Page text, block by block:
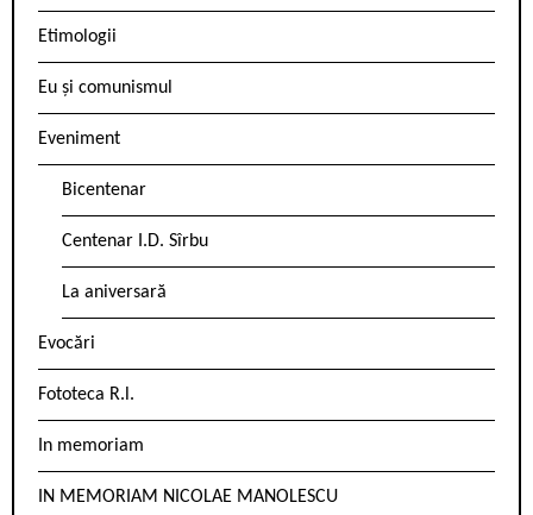
Etimologii
Eu și comunismul
Eveniment
Bicentenar
Centenar I.D. Sîrbu
La aniversară
Evocări
Fototeca R.l.
In memoriam
IN MEMORIAM NICOLAE MANOLESCU